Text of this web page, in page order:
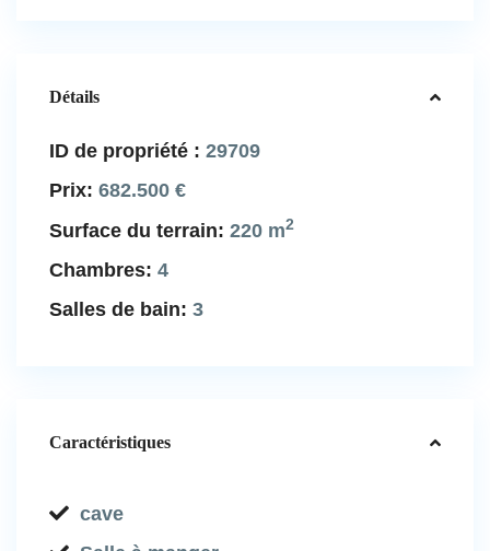
Détails
ID de propriété : 29709
Prix: 682.500 €
Surface du terrain: 220 m2
Chambres: 4
Salles de bain: 3
Caractéristiques
cave